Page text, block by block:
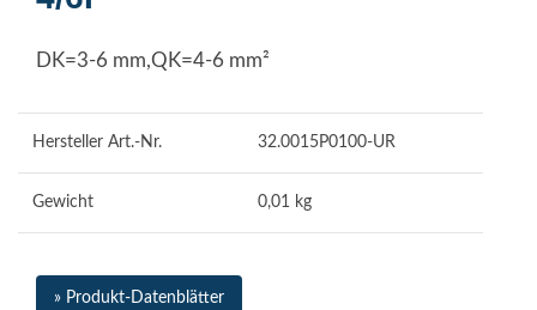
DK=3-6 mm,QK=4-6 mm²
Hersteller Art.-Nr. 32.0015P0100-UR
Gewicht 0,01 kg
» Produkt-Datenblätter